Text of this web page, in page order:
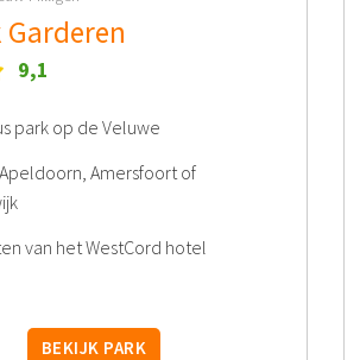
9,1
park op de Veluwe
Amersfoort of
van het WestCord hotel
BEKIJK PARK